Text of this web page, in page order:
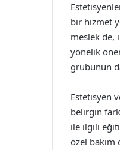
bir hizmet
meslek de,
yönelik
grubunun
Estetisyen
belirgin
ile ilgili
özel